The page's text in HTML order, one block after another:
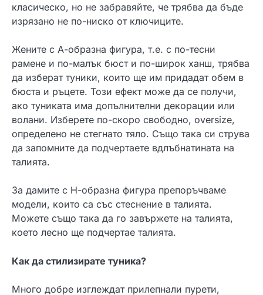
класическо, но не забравяйте, че трябва да бъде
изрязано не по-ниско от ключиците.
Жените с А-образна фигура, т.е. с по-тесни
рамене и по-малък бюст и по-широк ханш, трябва
да изберат туники, които ще им придадат обем в
бюста и ръцете. Този ефект може да се получи,
ако туниката има допълнителни декорации или
волани. Изберете по-скоро свободно, oversize,
определено не стегнато тяло. Също така си струва
да запомните да подчертаете вдлъбнатината на
талията.
За дамите с Н-образна фигура препоръчваме
модели, които са със стеснение в талията.
Можете също така да го завържете на талията,
което лесно ще подчертае талията.
Как да стилизирате туника?
Много добре изглеждат прилепнали пурети,